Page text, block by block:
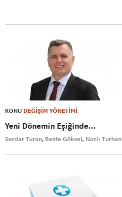
KONU DEĞİŞİM YÖNETİMİ
Yeni Dönemin Eşiğinde...
Serdar Turan Beste Göksel Nazlı Turhan